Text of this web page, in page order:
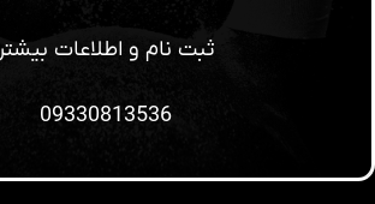
ثبت نام و اطلاعات بیشتر
09330813536